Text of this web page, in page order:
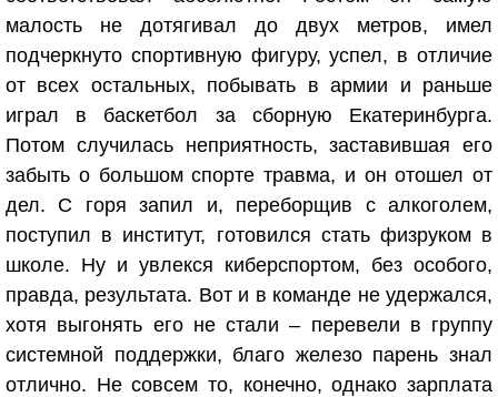
малость не дотягивал до двух метров, имел
подчеркнуто спортивную фигуру, успел, в отличие
от всех остальных, побывать в армии и раньше
играл в баскетбол за сборную Екатеринбурга.
Потом случилась неприятность, заставившая его
забыть о большом спорте травма, и он отошел от
дел. С горя запил и, переборщив с алкоголем,
поступил в институт, готовился стать физруком в
школе. Ну и увлекся киберспортом, без особого,
правда, результата. Вот и в команде не удержался,
хотя выгонять его не стали – перевели в группу
системной поддержки, благо железо парень знал
отлично. Не совсем то, конечно, однако зарплата